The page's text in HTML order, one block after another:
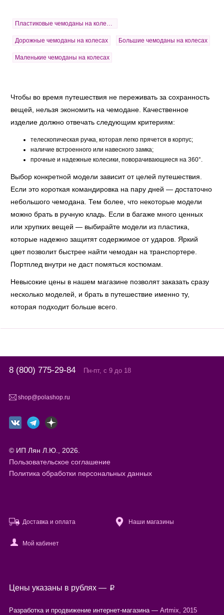
Дорожные чемоданы на колесах Большие чемоданы на колесах
Маленькие чемоданы на колесах
Чтобы во время путешествия не переживать за сохранность
вещей, нельзя экономить на чемодане. Качественное
изделие должно отвечать следующим критериям:
телескопическая ручка, которая легко прячется в корпус;
наличие встроенного или навесного замка;
прочные и надежные колесики, поворачивающиеся на 360°.
Выбор конкретной модели зависит от целей путешествия.
Если это короткая командировка на пару дней — достаточно
небольшого чемодана. Тем более, что некоторые модели
можно брать в ручную кладь. Если в багаже много ценных
или хрупких вещей — выбирайте модели из пластика,
которые надежно защитят содержимое от ударов. Яркий
цвет позволит быстрее найти чемодан на транспортере.
Портплед внутри не даст помяться костюмам.
Невысокие цены в нашем магазине позволят заказать сразу
несколько моделей, и брать в путешествие именно ту,
которая подходит больше всего.
8 (800) 775-29-84 Пн-пт, с 9 до 18
shop@polashop.ru
© ИП Лян Л.Ю., 2026.
Пользовательское соглашение
Политика обработки персональных данных
Доставка и оплата Наши магазины
Мой кабинет
Цены указаны в рублях — p
Разработка и продвижение интернет-магазина — Artmix, 2015
Используя настоящий сайт, вы предоставляете согласие на